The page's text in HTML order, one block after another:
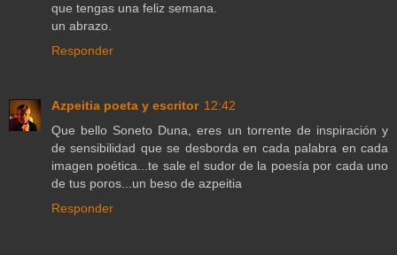
que tengas una feliz semana.
un abrazo.
Responder
Azpeitia poeta y escritor 12:42
Que bello Soneto Duna, eres un torrente de inspiración y
de sensibilidad que se desborda en cada palabra en cada
imagen poética...te sale el sudor de la poesía por cada uno
de tus poros...un beso de azpeitia
Responder